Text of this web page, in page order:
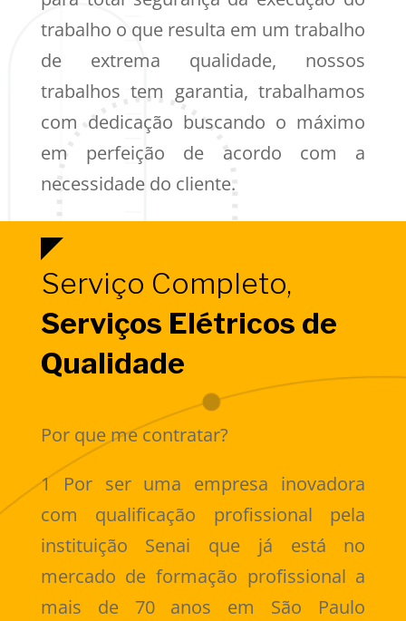
trabalho o que resulta em um trabalho
de extrema qualidade, nossos
trabalhos tem garantia, trabalhamos
com dedicação buscando o máximo
em perfeição de acordo com a
necessidade do cliente.
Serviço Completo,
Serviços Elétricos de
Qualidade
Por que me contratar?
1 Por ser uma empresa inovadora
com qualificação profissional pela
instituição Senai que já está no
mercado de formação profissional a
mais de 70 anos em São Paulo